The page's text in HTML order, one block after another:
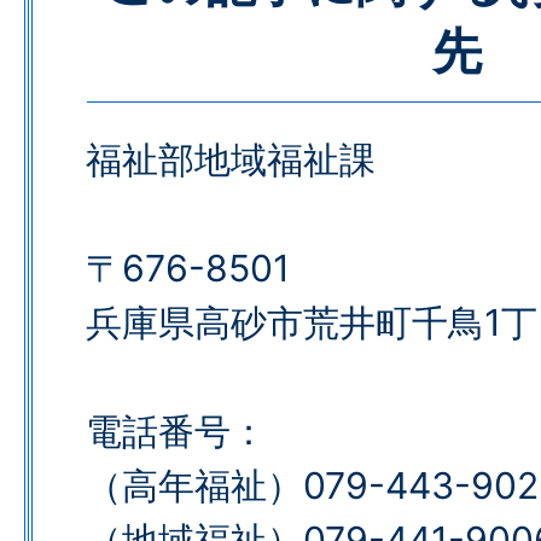
先
福祉部地域福祉課
〒676-8501
兵庫県高砂市荒井町千鳥1
電話番号：
（高年福祉）079-443-